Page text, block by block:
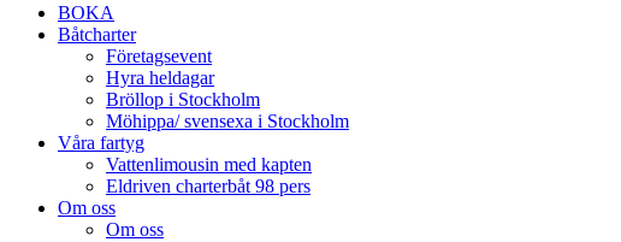
BOKA
Båtcharter
Företagsevent
Hyra heldagar
Bröllop i Stockholm
Möhippa/ svensexa i Stockholm
Våra fartyg
Vattenlimousin med kapten
Eldriven charterbåt 98 pers
Om oss
Om oss